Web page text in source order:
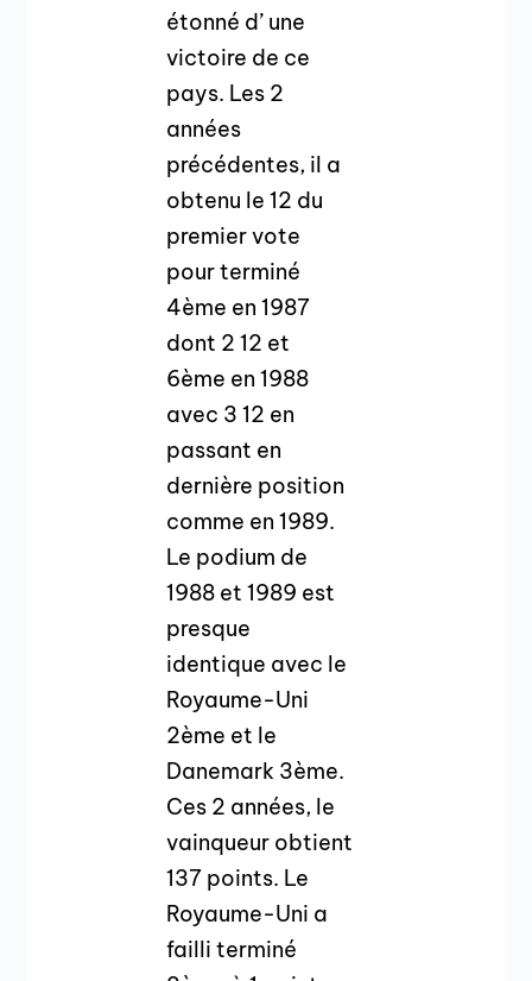
étonné d’ une
victoire de ce
pays. Les 2
années
précédentes, il a
obtenu le 12 du
premier vote
pour terminé
4ème en 1987
dont 2 12 et
6ème en 1988
avec 3 12 en
passant en
dernière position
comme en 1989.
Le podium de
1988 et 1989 est
presque
identique avec le
Royaume-Uni
2ème et le
Danemark 3ème.
Ces 2 années, le
vainqueur obtient
137 points. Le
Royaume-Uni a
failli terminé